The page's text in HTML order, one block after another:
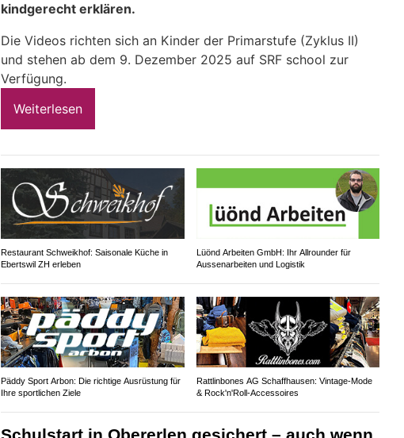
kindgerecht erklären.
Die Videos richten sich an Kinder der Primarstufe (Zyklus II)
und stehen ab dem 9. Dezember 2025 auf SRF school zur
Verfügung.
Weiterlesen
Restaurant Schweikhof: Saisonale Küche in
Ebertswil ZH erleben
Lüönd Arbeiten GmbH: Ihr Allrounder für
Aussenarbeiten und Logistik
Päddy Sport Arbon: Die richtige Ausrüstung für
Ihre sportlichen Ziele
Rattlinbones AG Schaffhausen: Vintage-Mode
& Rock'n'Roll-Accessoires